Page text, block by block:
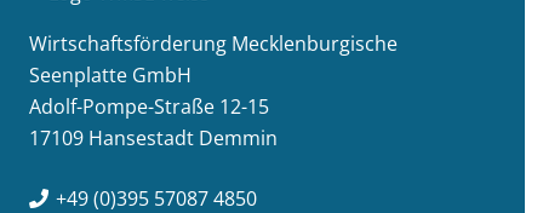
Wirtschaftsförderung Mecklenburgische
Seenplatte GmbH
Adolf-Pompe-Straße 12-15
17109 Hansestadt Demmin
+49 (0)395 57087 4850